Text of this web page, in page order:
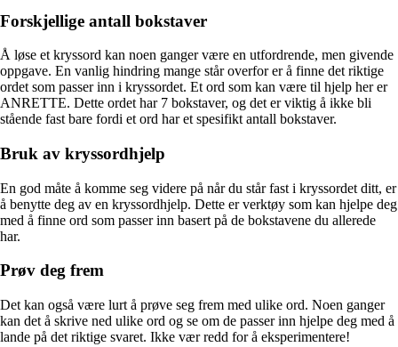
Forskjellige antall bokstaver
Å løse et kryssord kan noen ganger være en utfordrende, men givende
oppgave. En vanlig hindring mange står overfor er å finne det riktige
ordet som passer inn i kryssordet. Et ord som kan være til hjelp her er
ANRETTE. Dette ordet har 7 bokstaver, og det er viktig å ikke bli
stående fast bare fordi et ord har et spesifikt antall bokstaver.
Bruk av kryssordhjelp
En god måte å komme seg videre på når du står fast i kryssordet ditt, er
å benytte deg av en kryssordhjelp. Dette er verktøy som kan hjelpe deg
med å finne ord som passer inn basert på de bokstavene du allerede
har.
Prøv deg frem
Det kan også være lurt å prøve seg frem med ulike ord. Noen ganger
kan det å skrive ned ulike ord og se om de passer inn hjelpe deg med å
lande på det riktige svaret. Ikke vær redd for å eksperimentere!